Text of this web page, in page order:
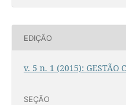
EDIÇÃO
v. 5 n. 1 (2015): GESTÃO
SEÇÃO